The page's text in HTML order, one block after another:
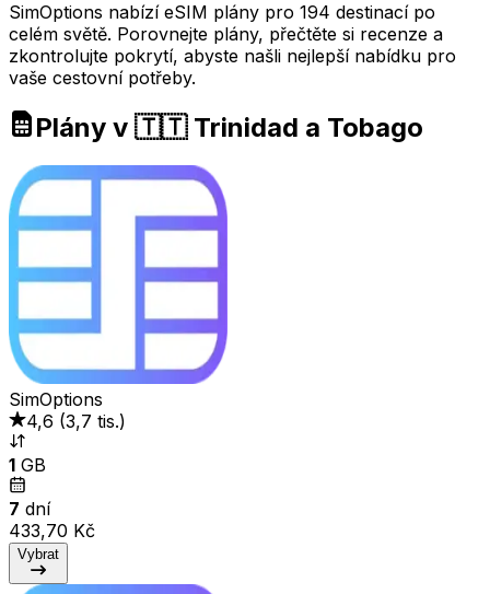
SimOptions nabízí eSIM plány pro 194 destinací po
celém světě. Porovnejte plány, přečtěte si recenze a
zkontrolujte pokrytí, abyste našli nejlepší nabídku pro
vaše cestovní potřeby.
Plány v 🇹🇹 Trinidad a Tobago
SimOptions
4,6 (3,7 tis.)
1 GB
7 dní
433,70 Kč
Vybrat